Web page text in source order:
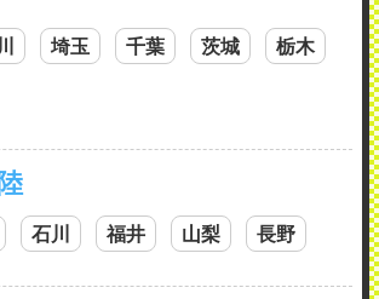
埼玉 千葉 茨城 栃木
石川 福井 山梨 長野